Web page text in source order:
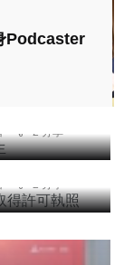
Podcaster
2 分享
取得許可執
2 分享